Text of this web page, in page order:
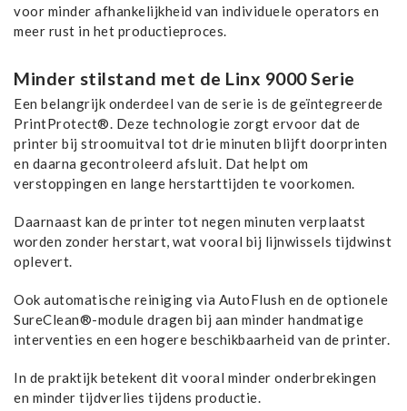
voor minder afhankelijkheid van individuele operators en
meer rust in het productieproces.
Minder stilstand met de Linx 9000 Serie
​Een belangrijk onderdeel van de serie is de geïntegreerde
PrintProtect®. Deze technologie zorgt ervoor dat de
printer bij stroomuitval tot drie minuten blijft doorprinten
en daarna gecontroleerd afsluit. Dat helpt om
verstoppingen en lange herstarttijden te voorkomen.
Daarnaast kan de printer tot negen minuten verplaatst
worden zonder herstart, wat vooral bij lijnwissels tijdwinst
oplevert.
Ook automatische reiniging via AutoFlush en de optionele
SureClean®-module dragen bij aan minder handmatige
interventies en een hogere beschikbaarheid van de printer.
In de praktijk betekent dit vooral minder onderbrekingen
en minder tijdverlies tijdens productie.